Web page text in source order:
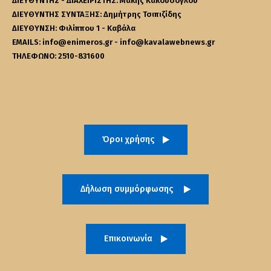
ΔΙΕΥΘΥΝΤΗΣ ΣΥΝΤΑΞΗΣ: Δημήτρης Τσιπιζίδης
ΔΙΕΥΘΥΝΣΗ: Φιλίππου 1 - Καβάλα
EMAILS: info@enimeros.gr - info@kavalawebnews.gr
ΤΗΛΕΦΩΝΟ: 2510-831600
Όροι χρήσης
Δήλωση συμμόρφωσης
Επικοινωνία